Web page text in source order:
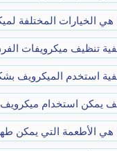
هي الخيارات المختلفة
تنظيف ميكرويفات
استخدم الميكرويف
يمكن استخدام ميكرويف
هي الأطعمة التي يمكن